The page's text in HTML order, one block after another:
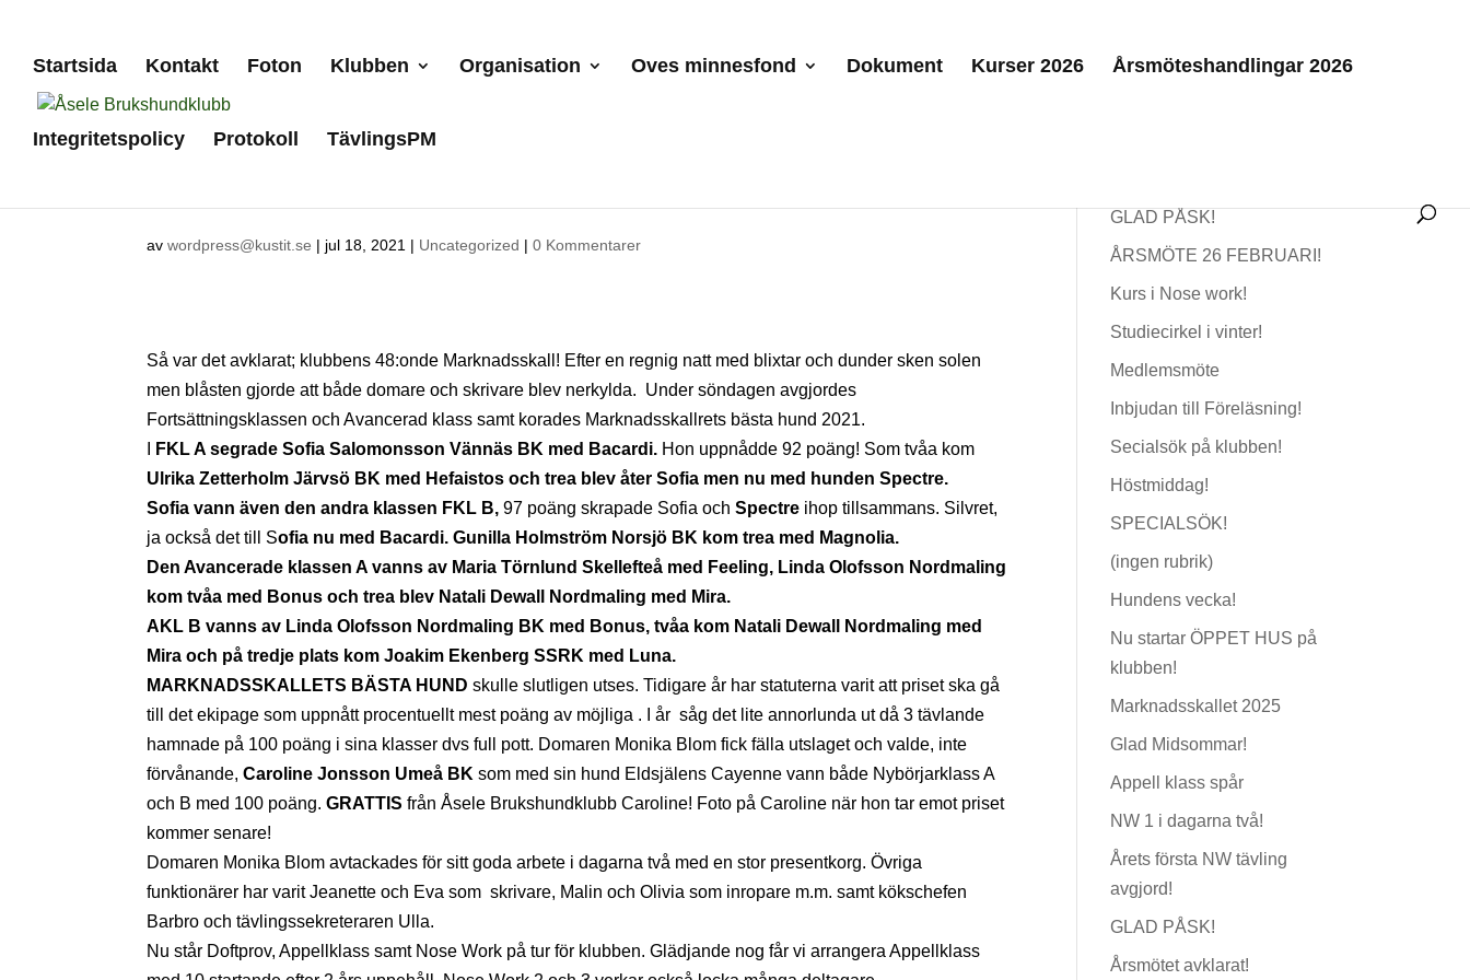
Startsida Kontakt Foton Klubben Organisation Oves minnesfond Dokument Kurser 2026 Årsmöteshandlingar 2026
Integritetspolicy Protokoll TävlingsPM
avwordpress@kustit.se | jul 18, 2021 | Uncategorized |0 Kommentarer
Så var det avklarat; klubbens 48:onde Marknadsskall! Efter en regnig natt med blixtar och dunder sken solen
men blåsten gjorde att både domare och skrivare blev nerkylda. Under söndagen avgjordes
Fortsättningsklassen och Avancerad klass samt korades Marknadsskallrets bästa hund 2021.
FKL A segrade Sofia Salomonsson Vännäs BK med Bacardi. Hon uppnådde 92 poäng! Som tvåa kom
Ulrika Zetterholm Järvsö BK med Hefaistos och trea blev åter Sofia men nu med hunden Spectre.
Sofia vann även den andra klassen FKL B, 97 poäng skrapade Sofia ochSpectre ihop tillsammans. Silvret,
ja också det till Sofia nu med Bacardi. Gunilla Holmström Norsjö BK kom trea med Magnolia.
Den Avancerade klassen A vanns av Maria Törnlund Skellefteå med Feeling, Linda Olofsson Nordmaling
kom tvåa med Bonus och trea blev Natali Dewall Nordmaling med Mira.
AKL B vanns av Linda Olofsson Nordmaling BK med Bonus, tvåa kom Natali Dewall Nordmaling med
Mira och på tredje plats kom Joakim Ekenberg SSRK med Luna.
MARKNADSSKALLETS BÄSTA HUND skulle slutligen utses. Tidigare år har statuterna varit att priset ska gå
till det ekipage som uppnått procentuellt mest poäng av möjliga . I år såg det lite annorlunda ut då 3 tävlande
hamnade på 100 poäng i sina klasser dvs full pott. Domaren Monika Blom fick fälla utslaget och valde, inte
förvånande,Caroline Jonsson Umeå BK som med sin hund Eldsjälens Cayenne vann både Nybörjarklass A
och B med 100 poäng.GRATTIS från Åsele Brukshundklubb Caroline! Foto på Caroline när hon tar emot priset
kommer senare!
Domaren Monika Blom avtackades för sitt goda arbete i dagarna två med en stor presentkorg. Övriga
funktionärer har varit Jeanette och Eva som skrivare, Malin och Olivia som inropare m.m. samt kökschefen
Barbro och tävlingssekreteraren Ulla.
Nu står Doftprov, Appellklass samt Nose Work på tur för klubben. Glädjande nog får vi arrangera Appellklass
GLAD PÅSK!
ÅRSMÖTE 26 FEBRUARI!
Kurs i Nose work!
Studiecirkel i vinter!
Medlemsmöte
Inbjudan till Föreläsning!
Secialsök på klubben!
Höstmiddag!
SPECIALSÖK!
(ingen rubrik)
Hundens vecka!
Nu startar ÖPPET HUS på
klubben!
Marknadsskallet 2025
Glad Midsommar!
Appell klass spår
NW 1 i dagarna två!
Årets första NW tävling
avgjord!
GLAD PÅSK!
Årsmötet avklarat!